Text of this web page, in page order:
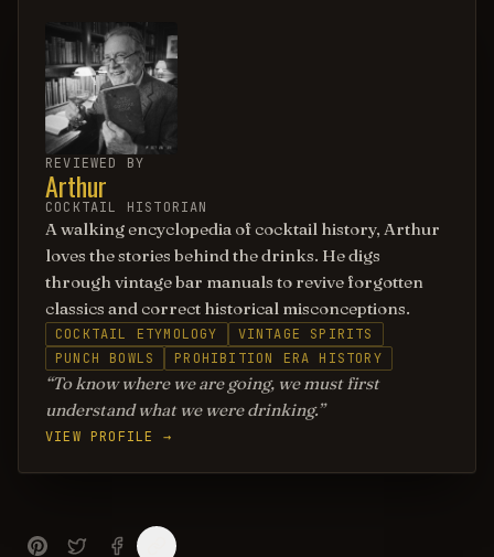
REVIEWED BY
Arthur
COCKTAIL HISTORIAN
A walking encyclopedia of cocktail history, Arthur
loves the stories behind the drinks. He digs
through vintage bar manuals to revive forgotten
classics and correct historical misconceptions.
COCKTAIL ETYMOLOGY
VINTAGE SPIRITS
PUNCH BOWLS
PROHIBITION ERA HISTORY
To know where we are going, we must first
understand what we were drinking.
VIEW PROFILE →